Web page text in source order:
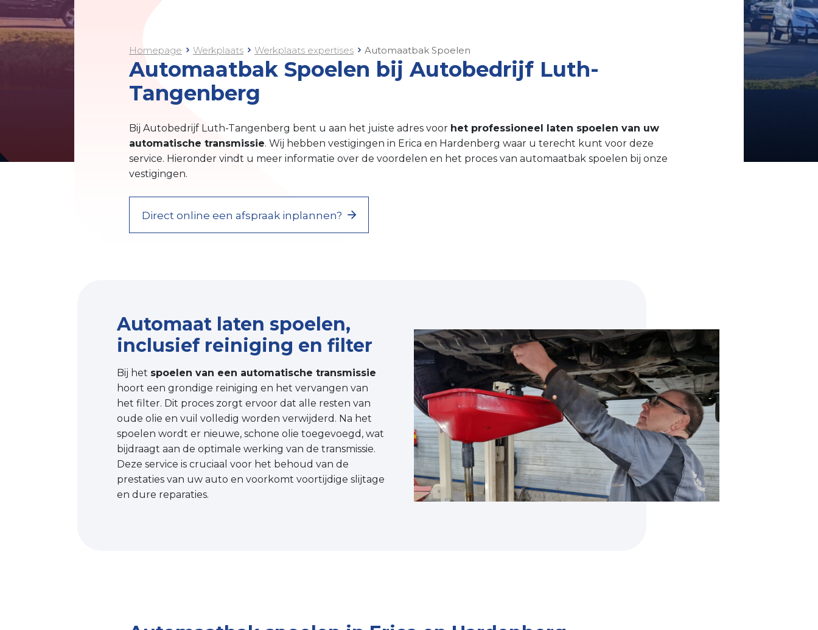
Homepage Werkplaats Werkplaats expertises Automaatbak Spoelen
Automaatbak Spoelen bij Autobedrijf Luth-
Tangenberg
Bij Autobedrijf Luth-Tangenberg bent u aan het juiste adres voor het professioneel laten spoelen van uw
automatische transmissie. Wij hebben vestigingen in Erica en Hardenberg waar u terecht kunt voor deze
service. Hieronder vindt u meer informatie over de voordelen en het proces van automaatbak spoelen bij onze
vestigingen.
Direct online een afspraak inplannen?
Automaat laten spoelen,
inclusief reiniging en filter
Bij het spoelen van een automatische transmissie
hoort een grondige reiniging en het vervangen van
het filter. Dit proces zorgt ervoor dat alle resten van
oude olie en vuil volledig worden verwijderd. Na het
spoelen wordt er nieuwe, schone olie toegevoegd, wat
bijdraagt aan de optimale werking van de transmissie.
Deze service is cruciaal voor het behoud van de
prestaties van uw auto en voorkomt voortijdige slijtage
en dure reparaties.